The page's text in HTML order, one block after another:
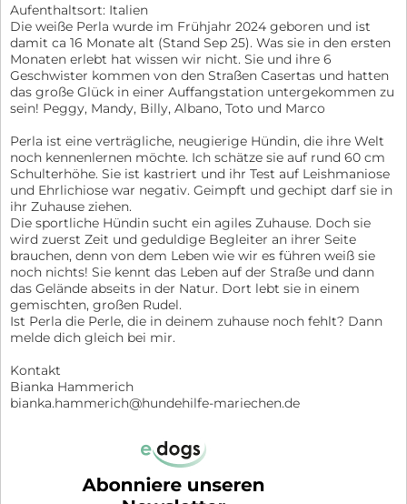
Aufenthaltsort: Italien
Die weiße Perla wurde im Frühjahr 2024 geboren und ist
damit ca 16 Monate alt (Stand Sep 25). Was sie in den ersten
Monaten erlebt hat wissen wir nicht. Sie und ihre 6
Geschwister kommen von den Straßen Casertas und hatten
das große Glück in einer Auffangstation untergekommen zu
sein! Peggy, Mandy, Billy, Albano, Toto und Marco
Perla ist eine verträgliche, neugierige Hündin, die ihre Welt
noch kennenlernen möchte. Ich schätze sie auf rund 60 cm
Schulterhöhe. Sie ist kastriert und ihr Test auf Leishmaniose
und Ehrlichiose war negativ. Geimpft und gechipt darf sie in
ihr Zuhause ziehen.
Die sportliche Hündin sucht ein agiles Zuhause. Doch sie
wird zuerst Zeit und geduldige Begleiter an ihrer Seite
brauchen, denn von dem Leben wie wir es führen weiß sie
noch nichts! Sie kennt das Leben auf der Straße und dann
das Gelände abseits in der Natur. Dort lebt sie in einem
gemischten, großen Rudel.
Ist Perla die Perle, die in deinem zuhause noch fehlt? Dann
melde dich gleich bei mir.
Kontakt
Bianka Hammerich
bianka.hammerich@hundehilfe-mariechen.de